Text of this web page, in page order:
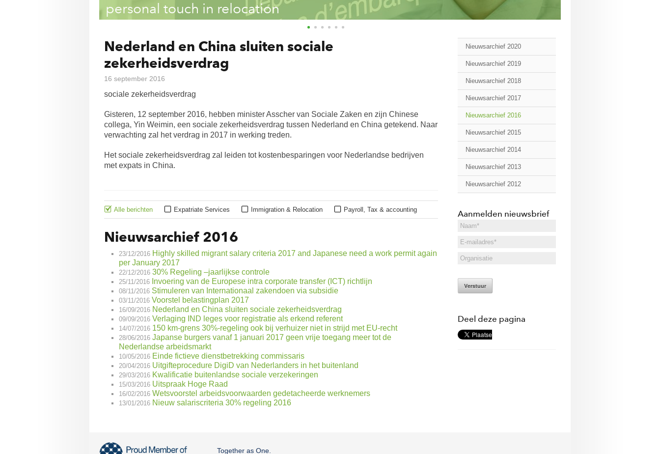
personal touch in relocation
Nederland en China sluiten sociale
zekerheidsverdrag
16 september 2016
sociale zekerheidsverdrag
Gisteren, 12 september 2016, hebben minister Asscher van Sociale Zaken en zijn Chinese
collega, Yin Weimin, een sociale zekerheidsverdrag tussen Nederland en China getekend. Naar
verwachting zal het verdrag in 2017 in werking treden.
Het sociale zekerheidsverdrag zal leiden tot kostenbesparingen voor Nederlandse bedrijven
met expats in China.
Alle berichten Expatriate Services Immigration & Relocation Payroll, Tax & accounting
Nieuwsarchief 2016
23/12/2016 Highly skilled migrant salary criteria 2017 and Japanese need a work permit again
per January 2017
22/12/2016 30% Regeling –jaarlijkse controle
25/11/2016 Invoering van de Europese intra corporate transfer (ICT) richtlijn
08/11/2016 Stimuleren van Internationaal zakendoen via subsidie
03/11/2016 Voorstel belastingplan 2017
16/09/2016 Nederland en China sluiten sociale zekerheidsverdrag
09/09/2016 Verlaging IND leges voor registratie als erkend referent
14/07/2016 150 km-grens 30%-regeling ook bij verhuizer niet in strijd met EU-recht
28/06/2016 Japanse burgers vanaf 1 januari 2017 geen vrije toegang meer tot de
Nederlandse arbeidsmarkt
10/05/2016 Einde fictieve dienstbetrekking commissaris
20/04/2016 Uitgifteprocedure DigiD van Nederlanders in het buitenland
29/03/2016 Kwalificatie buitenlandse sociale verzekeringen
15/03/2016 Uitspraak Hoge Raad
16/02/2016 Wetsvoorstel arbeidsvoorwaarden gedetacheerde werknemers
13/01/2016 Nieuw salariscriteria 30% regeling 2016
Nieuwsarchief 2020
Nieuwsarchief 2019
Nieuwsarchief 2018
Nieuwsarchief 2017
Nieuwsarchief 2016
Nieuwsarchief 2015
Nieuwsarchief 2014
Nieuwsarchief 2013
Nieuwsarchief 2012
Aanmelden nieuwsbrief
Verstuur
Deel deze pagina
Together as One.